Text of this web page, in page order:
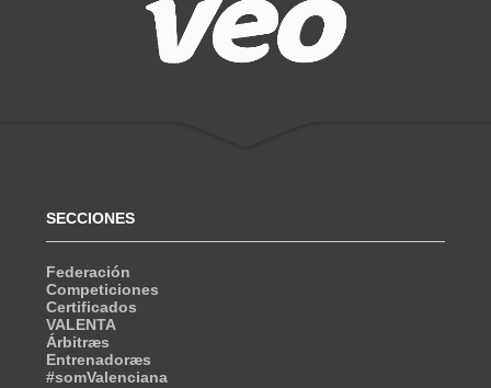
SECCIONES
Federación
Competiciones
Certificados
VALENTA
Árbitræs
Entrenadoræs
#somValenciana